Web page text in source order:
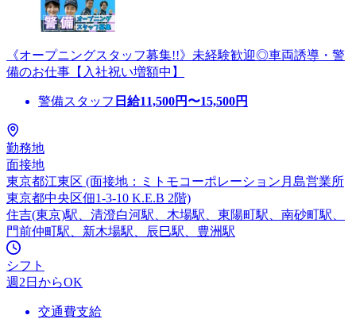
《オープニングスタッフ募集!!》未経験歓迎◎車両誘導・警
備のお仕事【入社祝い増額中】
警備スタッフ 日給11,500円〜15,500円
勤務地
面接地
東京都江東区 (面接地：ミトモコーポレーション月島営業所
東京都中央区佃1-3-10 K.E.B 2階)
住吉(東京)駅、清澄白河駅、木場駅、東陽町駅、南砂町駅、
門前仲町駅、新木場駅、辰巳駅、豊洲駅
シフト
週2日からOK
交通費支給